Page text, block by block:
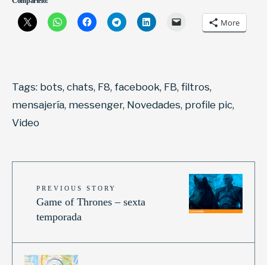
More
Tags: bots, chats, F8, facebook, FB, filtros,
mensajería, messenger, Novedades, profile pic,
Video
PREVIOUS STORY
Game of Thrones – sexta
temporada